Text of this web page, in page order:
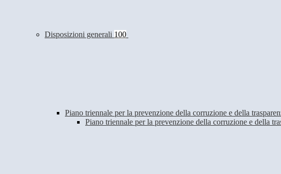
Disposizioni generali 100
Piano triennale per la prevenzione della corruzione e della
Piano triennale per la prevenzione della corruzione e della